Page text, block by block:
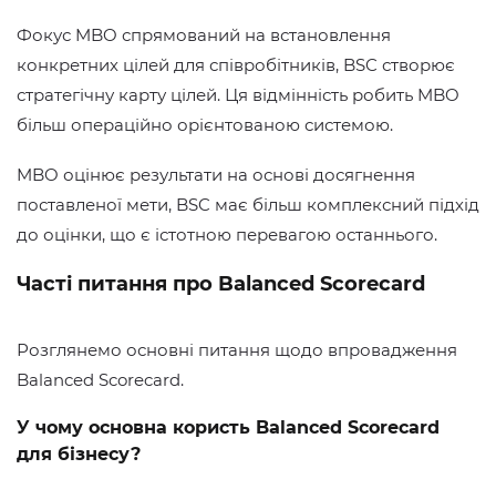
Фокус MBO спрямований на встановлення
конкретних цілей для співробітників, BSC створює
стратегічну карту цілей. Ця відмінність робить MBO
більш операційно орієнтованою системою.
MBO оцінює результати на основі досягнення
поставленої мети, BSC має більш комплексний підхід
до оцінки, що є істотною перевагою останнього.
Часті питання про Balanced Scorecard
Розглянемо основні питання щодо впровадження
Balanced Scorecard.
У чому основна користь Balanced Scorecard
для бізнесу?